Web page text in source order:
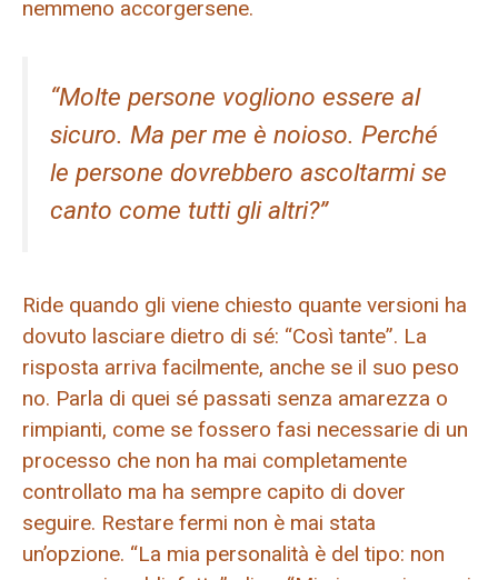
nemmeno accorgersene.
“Molte persone vogliono essere al
sicuro. Ma per me è noioso. Perché
le persone dovrebbero ascoltarmi se
canto come tutti gli altri?”
Ride quando gli viene chiesto quante versioni ha
dovuto lasciare dietro di sé: “Così tante”. La
risposta arriva facilmente, anche se il suo peso
no. Parla di quei sé passati senza amarezza o
rimpianti, come se fossero fasi necessarie di un
processo che non ha mai completamente
controllato ma ha sempre capito di dover
seguire. Restare fermi non è mai stata
un’opzione. “La mia personalità è del tipo: non